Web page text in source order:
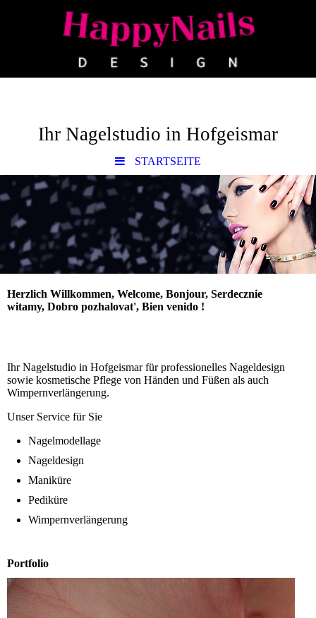
Ihr Nagelstudio in Hofgeismar
STARTSEITE
Herzlich Willkommen, Welcome, Bonjour, Serdecznie
witamy, Dobro pozhalovat', Bien venido !
Ihr Nagelstudio in Hofgeismar für professionelles Nageldesign
sowie kosmetische Pflege von Händen und Füßen als auch
Wimpernverlängerung.
Unser Service für Sie
Nagelmodellage
Nageldesign
Maniküre
Pediküre
Wimpernverlängerung
Portfolio